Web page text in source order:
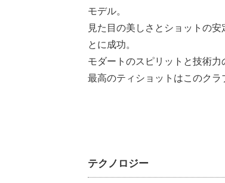
モデル。
見た目の美しさとショットの
とに成功。
モダートのスピリットと技術力
最高のティショットはこのクラ
テクノロジー